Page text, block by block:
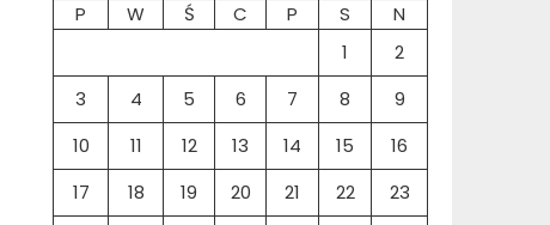
P W Ś C P S
N
1
2
3
4 5 6 7 8
9
10
11 12 13 14 15
16
17
18 19 20 21 22
23